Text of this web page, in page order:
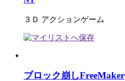
３Ｄ アクションゲーム
ブロック崩しFreeMaker